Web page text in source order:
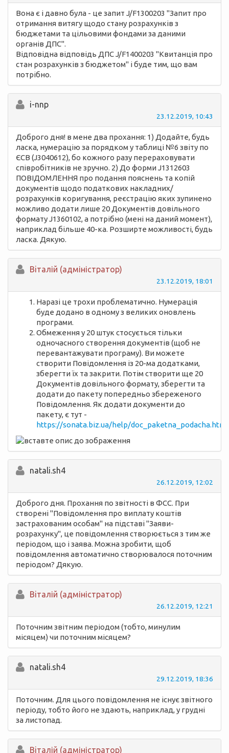
Вона є і давно була - це запит J/F1300203 "Запит про
отримання витягу щодо стану розрахунків з
бюджетами та цільовими фондами за даними
органів ДПС".
Відповідна відповідь ДПС J/F1400203 "Квитанція про
стан розрахунків з бюджетом" і буде тим, що вам
потрібно.
i-nnp
23.12.2019, 10:43
Доброго дня! в мене два прохання: 1) Додайте, будь
ласка, нумерацію за порядком у таблиці №6 звіту по
ЄСВ (J3040612), бо кожного разу перераховувати
співробітників не зручно. 2) До форми J1312603
ПОВІДОМЛЕННЯ про подання пояснень та копій
документів щодо податкових накладних/
розрахунків коригування, реєстрацію яких зупинено
можливо додати лише 20 Документів довільного
формату J1360102, а потрібно (мені на даний момент),
наприклад більше 40-ка. Розширте можливості, будь
ласка. Дякую.
Вiталій (адміністратор)
23.12.2019, 18:01
Наразі це трохи проблематично. Нумерація
буде додано в одному з великих оновлень
програми.
Обмеження у 20 штук стосується тільки
одночасного створення документів (щоб не
перевантажувати програму). Ви можете
створити Повідомлення із 20-ма додатками,
зберегти їх та закрити. Потім створити ще 20
Документів довільного формату, зберегти та
додати до пакету попередньо збереженого
Повідомлення. Як додати документи до
пакету, є тут -
https://sonata.biz.ua/help/doc_paketna_podacha.html
natali.sh4
26.12.2019, 12:02
Доброго дня. Прохання по звітності в ФСС. При
створені "Повідомлення про виплату коштів
застрахованим особам" на підставі "Заяви-
розрахунку", це повідомлення створюється з тим же
періодом, що і заява. Можна зробити, щоб
повідомлення автоматично створювалося поточним
періодом? Дякую.
Вiталій (адміністратор)
26.12.2019, 12:21
Поточним звітним періодом (тобто, минулим
місяцем) чи поточним місяцем?
natali.sh4
29.12.2019, 18:36
Поточним. Для цього повідомлення не існує звітного
періоду, тобто його не здають, наприклад, у грудні
за листопад.
Вiталій (адміністратор)